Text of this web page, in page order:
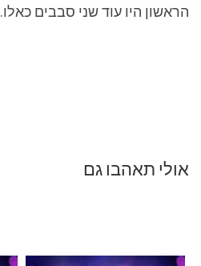
הראשון היו עוד שני סבבים כאלו.
אולי תאהבו גם